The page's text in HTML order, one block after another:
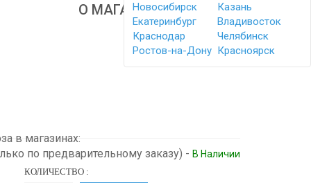
Новосибирск
Казань
Екатеринбург
Владивосток
Краснодар
Челябинск
Ростов-на-Дону Красноярск
О МАГАЗИНЕ
в магазинах:
по предварительному заказу) - В Наличии
КОЛИЧЕСТВО :